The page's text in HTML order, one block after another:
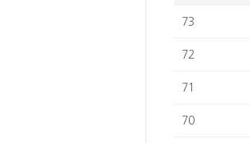
73
72
71
70